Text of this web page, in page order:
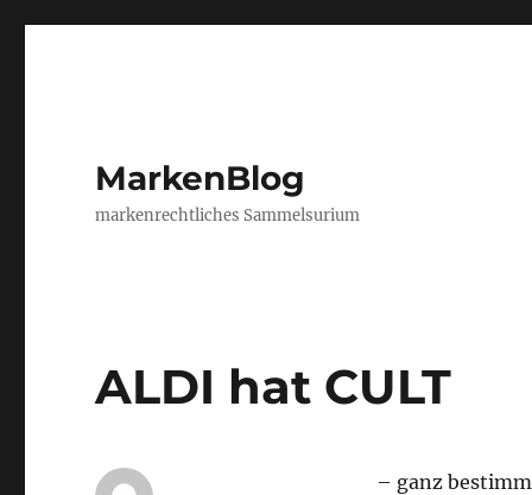
MarkenBlog
markenrechtliches Sammelsurium
ALDI hat CULT
– ganz